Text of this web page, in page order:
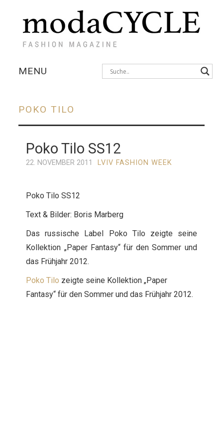
MENU
FOTOSTRECKEN
POKO TILO
Poko Tilo SS12
22. NOVEMBER 2011 LVIV FASHION WEEK
Poko Tilo SS12
Text & Bilder: Boris Marberg
Das russische Label Poko Tilo zeigte seine
Kollektion „Paper Fantasy“ für den Sommer und
das Frühjahr 2012.
Poko Tilo zeigte seine Kollektion „Paper
Fantasy“ für den Sommer und das Frühjahr 2012.